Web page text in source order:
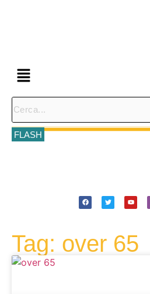
FLASH
Tag: over 65